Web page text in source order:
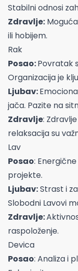
Stabilni odnosi
Zdravlje:
ili hobijem.
Rak
Posao:Povratak
Organizacija je
Ljubav:
jača. Pazite na
Zdravlje:
relaksacija su
Lav
Posao:
projekte.
Ljubav:Strast i
Slobodni Lavovi
Zdravlje:
raspoloženje.
Devica
Posao: Analiza i